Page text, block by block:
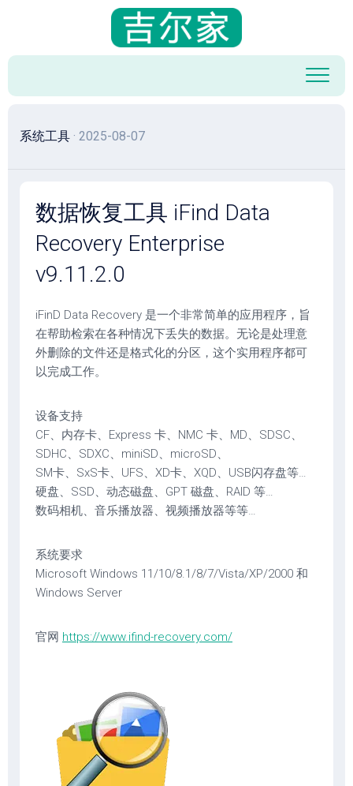
容
系统工具 · 2025-08-07
数据恢复工具 iFind Data
Recovery Enterprise
v9.11.2.0
iFinD Data Recovery 是一个非常简单的应用程序，旨
在帮助检索在各种情况下丢失的数据。无论是处理意
外删除的文件还是格式化的分区，这个实用程序都可
以完成工作。
设备支持
CF、内存卡、Express 卡、NMC 卡、MD、SDSC、
SDHC、SDXC、miniSD、microSD、
SM卡、SxS卡、UFS、XD卡、XQD、USB闪存盘等…
硬盘、SSD、动态磁盘、GPT 磁盘、RAID 等…
数码相机、音乐播放器、视频播放器等等…
系统要求
Microsoft Windows 11/10/8.1/8/7/Vista/XP/2000 和
Windows Server
官网 https://www.ifind-recovery.com/